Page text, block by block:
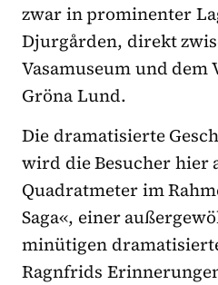
zwar in prominenter
Djurgården, direkt
Vasamuseum und dem
Gröna Lund.
Die dramatisierte
wird die Besucher hier
Quadratmeter im
Saga«, einer
minütigen
Ragnfrids